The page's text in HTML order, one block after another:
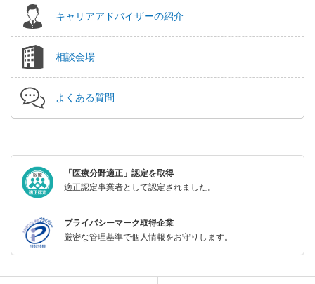
キャリアアドバイザーの紹介
相談会場
よくある質問
「医療分野適正」認定を取得
適正認定事業者として認定されました。
プライバシーマーク取得企業
厳密な管理基準で個人情報をお守りします。